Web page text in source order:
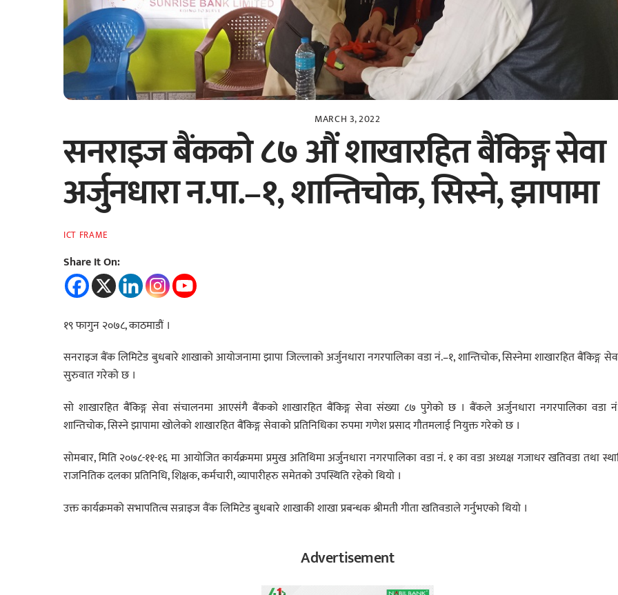
MARCH 3, 2022
सनराइज बैंकको ८७ औं शाखारहित बैंकिङ्ग सेवा
अर्जुनधारा न.पा.–१, शान्तिचोक, सिस्ने, झापामा
ICT FRAME
Share It On:
१९ फागुन २०७८, काठमाडौं ।
सनराइज बैंक लिमिटेड बुधबारे शाखाको आयोजनामा झापा जिल्लाको अर्जुनधारा नगरपालिका वडा नं.–१, शान्तिचोक, सिस्नेमा शाखारहित बैंकिङ्ग
सुरुवात गरेको छ ।
सो शाखारहित बैंकिङ्ग सेवा संचालनमा आएसंगै बैंकको शाखारहित बैंकिङ्ग सेवा संख्या ८७ पुगेको छ । बैंकले अर्जुनधारा नगरपालिका वडा
शान्तिचोक, सिस्ने झापामा खोलेको शाखारहित बैंकिङ्ग सेवाको प्रतिनिधिका रुपमा गणेश प्रसाद गौतमलाई नियुक्त गरेको छ ।
सोमबार, मिति २०७८-११-१६ मा आयोजित कार्यक्रममा प्रमुख अतिथिमा अर्जुनधारा नगरपालिका वडा नं. १ का वडा अध्यक्ष गजाधर खतिवडा तथा
राजनितिक दलका प्रतिनिधि, शिक्षक, कर्मचारी, व्यापारीहरु समेतको उपस्थिति रहेको थियो ।
उक्त कार्यक्रमको सभापतित्व सन्राइज वैंक लिमिटेड बुधबारे शाखाकी शाखा प्रबन्धक श्रीमती गीता खतिवडाले गर्नुभएको थियो ।
Advertisement